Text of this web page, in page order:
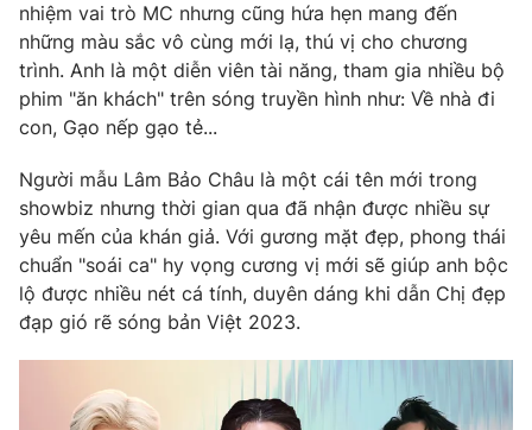
VTV4 Vươn mình bằng AI
VTV9 VTV8
THỜI BÁO VTV
Theo dõi báo trên
nhiệm vai trò MC nhưng cũng hứa hẹn mang đến
những màu sắc vô cùng mới lạ, thú vị cho chương
trình. Anh là một diễn viên tài năng, tham gia nhiều bộ
phim "ăn khách" trên sóng truyền hình như: Về nhà đi
con, Gạo nếp gạo tẻ...
Người mẫu Lâm Bảo Châu là một cái tên mới trong
showbiz nhưng thời gian qua đã nhận được nhiều sự
yêu mến của khán giả. Với gương mặt đẹp, phong thái
chuẩn "soái ca" hy vọng cương vị mới sẽ giúp anh bộc
lộ được nhiều nét cá tính, duyên dáng khi dẫn Chị đẹp
đạp gió rẽ sóng bản Việt 2023.